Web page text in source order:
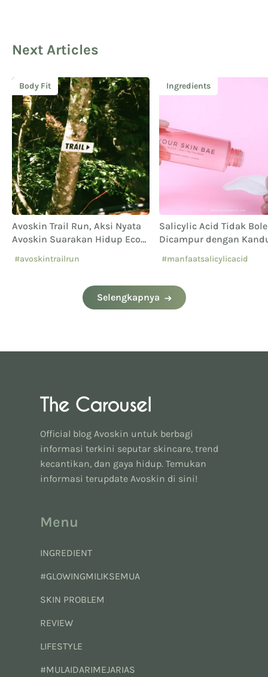
Next Articles
Body Fit
Avoskin Trail Run, Aksi Nyata
Avoskin Suarakan Hidup Eco
#avoskintrailrun
Ingredients
Salicylic Acid Tidak
Dicampur dengan
#manfaatsalicylicacid
Selengkapnya
Official blog Avoskin untuk berbagi
informasi terkini seputar skincare, trend
kecantikan, dan gaya hidup. Temukan
informasi terupdate Avoskin di sini!
Menu
INGREDIENT
#GLOWINGMILIKSEMUA
SKIN PROBLEM
REVIEW
LIFESTYLE
#MULAIDARIMEJARIAS